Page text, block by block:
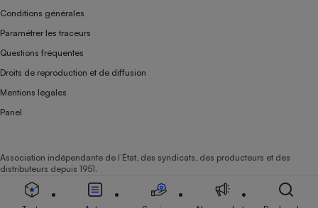
Conditions générales
Paramétrer les traceurs
Questions fréquentes
Droits de reproduction et de diffusion
Mentions légales
Panel
Association indépendante de l’État, des syndicats, des producteurs et des
distributeurs depuis 1951.